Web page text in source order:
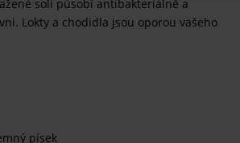
soli působí antibakteriálně a
Lokty a chodidla jsou oporou vašeho
písek